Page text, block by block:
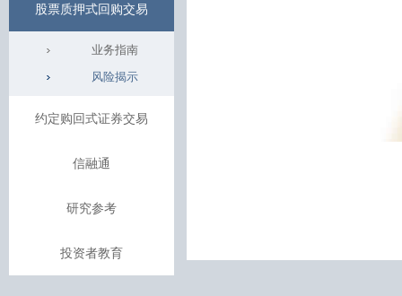
股票质押式回购交易
业务指南
风险揭示
约定购回式证券交易
信融通
研究参考
投资者教育